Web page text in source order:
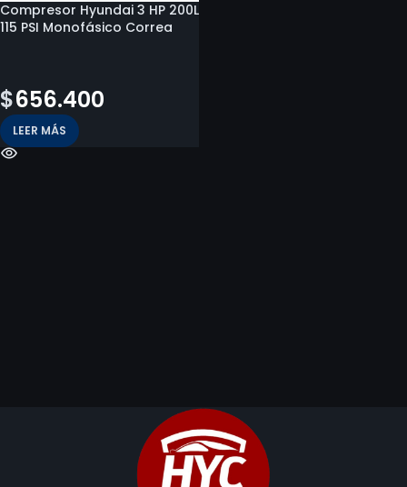
Compresor Hyundai 3 HP 200L
115 PSI Monofásico Correa
$656.400
LEER MÁS